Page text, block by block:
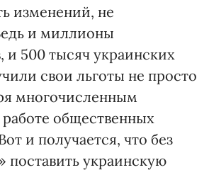
изменений, не
и миллионы
и 500 тысяч украинских
свои льготы не просто
многочисленным
работе общественных
и получается, что без
поставить украинскую